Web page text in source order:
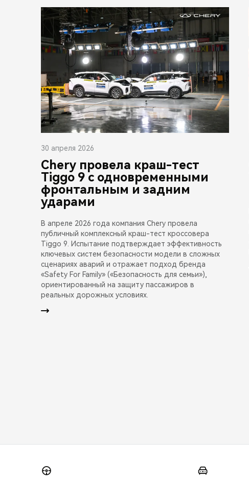
30 апреля 2026
Chery провела краш-тест
Tiggo 9 с одновременными
фронтальным и задним
ударами
В апреле 2026 года компания Chery провела
публичный комплексный краш-тест кроссовера
Tiggo 9. Испытание подтверждает эффективность
ключевых систем безопасности модели в сложных
сценариях аварий и отражает подход бренда
«Safety For Family» («Безопасность для семьи»),
ориентированный на защиту пассажиров в
реальных дорожных условиях.